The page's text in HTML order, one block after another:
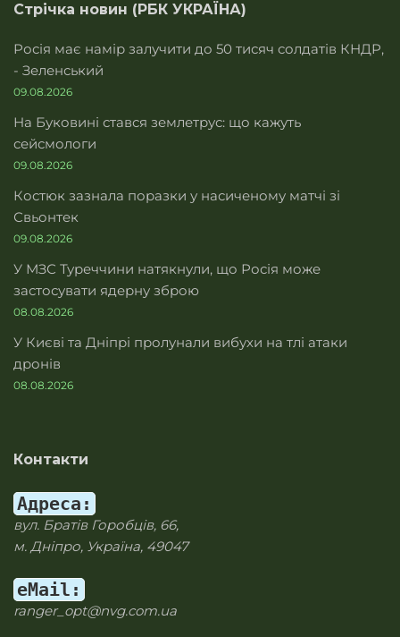
Стрічка новин (РБК УКРАЇНА)
Росія має намір залучити до 50 тисяч солдатів КНДР,
- Зеленський
09.08.2026
На Буковині стався землетрус: що кажуть
сейсмологи
09.08.2026
Костюк зазнала поразки у насиченому матчі зі
Свьонтек
09.08.2026
У МЗС Туреччини натякнули, що Росія може
застосувати ядерну зброю
08.08.2026
У Києві та Дніпрі пролунали вибухи на тлі атаки
дронів
08.08.2026
Контакти
Адреса:
вул. Братів Горобців, 66,
м. Дніпро, Україна, 49047
eMail:
ranger_opt@nvg.com.ua